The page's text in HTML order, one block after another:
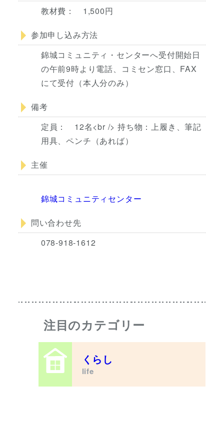
教材費： 1,500円
参加申し込み方法
錦城コミュニティ・センターへ受付開始日
の午前9時より電話、コミセン窓口、FAX
にて受付（本人分のみ）
備考
定員： 12名<br /> 持ち物：上履き、筆記
用具、ペンチ（あれば）
主催
錦城コミュニティセンター
問い合わせ先
078-918-1612
注目のカテゴリー
くらし
life